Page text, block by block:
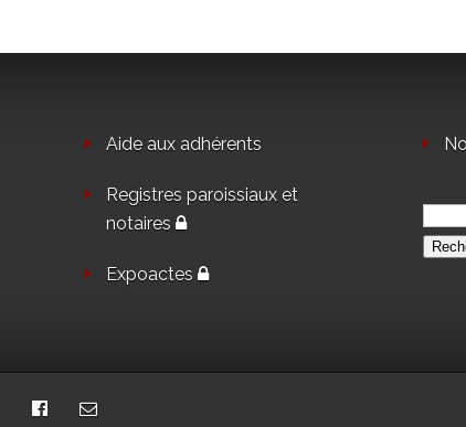
Aide aux adhérents
Registres paroissiaux et
notaires
Expoactes